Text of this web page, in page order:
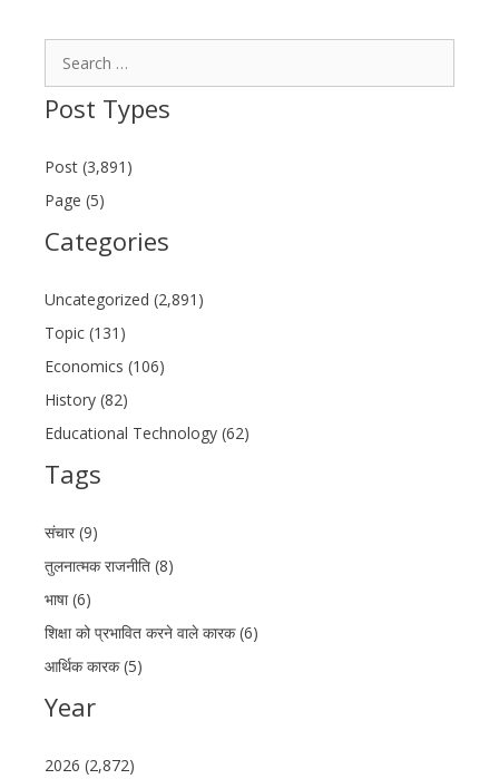
Post Types
Post (3,891)
Page (5)
Categories
Uncategorized (2,891)
Topic (131)
Economics (106)
History (82)
Educational Technology (62)
Tags
संचार (9)
तुलनात्मक राजनीति (8)
भाषा (6)
शिक्षा को प्रभावित करने वाले कारक (6)
आर्थिक कारक (5)
Year
2026 (2,872)